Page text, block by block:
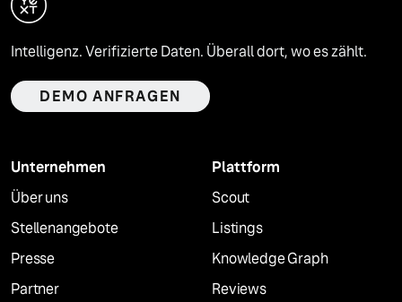
Intelligenz. Verifizierte Daten. Überall dort, wo es zählt.
DEMO ANFRAGEN
Unternehmen
Über uns
Stellenangebote
Presse
Partner
Plattform
Scout
Listings
Knowledge Graph
Reviews